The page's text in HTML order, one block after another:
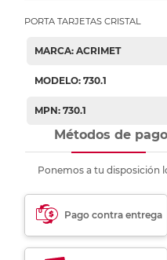
PORTA TARJETAS CRISTAL
MARCA: ACRIMET
MODELO: 730.1
MPN: 730.1
Métodos de pago
Ponemos a tu disposición
Pago contra entrega